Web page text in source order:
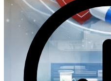
Accéder